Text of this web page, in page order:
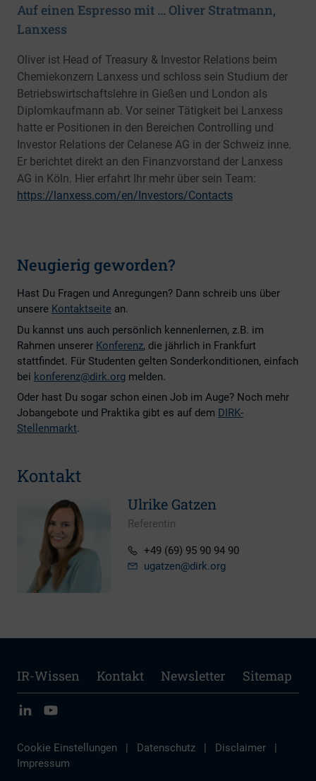
Auf einen Espresso mit … Oliver Stratmann,
Lanxess
Oliver ist Head of Treasury & Investor Relations beim
Chemiekonzern Lanxess und schloss sein Studium der
Betriebswirtschaftslehre in Gießen und London als
Diplomkaufmann ab. Vor seiner Tätigkeit bei Lanxess
hatte er Positionen in den Bereichen Controlling und
Investor Relations der Celanese AG in der Schweiz inne.
Er berichtet direkt an den Finanzvorstand der Lanxess
AG in Köln. Hier erfahrt Ihr mehr über sein Team:
https://lanxess.com/en/Investors/Contacts
Neugierig geworden?
Hast Du Fragen und Anregungen? Dann schreib uns über
unsere Kontaktseite an.
Du kannst uns auch persönlich kennenlernen, z.B. im
Rahmen unserer Konferenz, die jährlich in Frankfurt
stattfindet. Für Studenten gelten Sonderkonditionen, einfach
bei konferenz@dirk.org melden.
Oder hast Du sogar schon einen Job im Auge? Noch mehr
Jobangebote und Praktika gibt es auf dem DIRK-
Stellenmarkt.
Kontakt
Ulrike Gatzen
Referentin
+49 (69) 95 90 94 90
ugatzen@dirk.org
IR-Wissen Kontakt Newsletter Sitemap
Cookie Einstellungen | Datenschutz | Disclaimer
|
Impressum